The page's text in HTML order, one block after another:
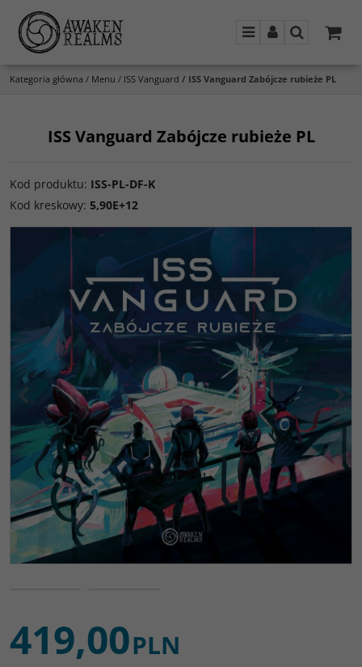
MenuPanelSzukaj
Kategoria główna / Menu / ISS Vanguard / ISS Vanguard Zabójcze rubieże PL
ISS Vanguard Zabójcze rubieże PL
Kod produktu: ISS-PL-DF-K
Kod kreskowy: 5,90E+12
< >
419,00PLN